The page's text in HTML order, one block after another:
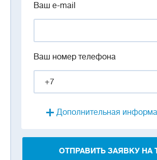
Ваш e-mail
Ваш номер телефона
Дополнительная
ОТПРАВИТЬ ЗАЯВКУ НА